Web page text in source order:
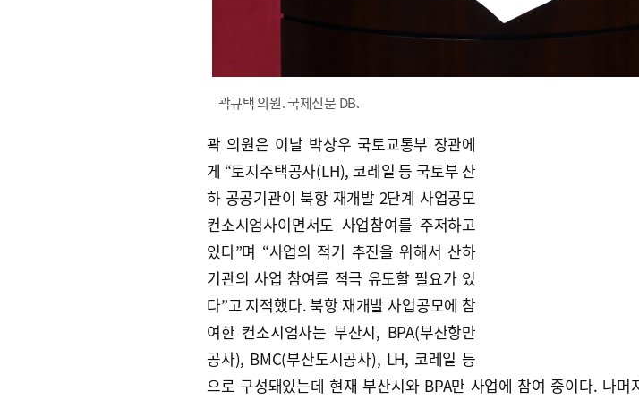
곽규택 의원. 국제신문 DB.
곽 의원은 이날 박상우 국토교통부 장관에
게 “토지주택공사(LH), 코레일 등 국토부 산
하 공공기관이 북항 재개발 2단계 사업공모
컨소시엄사이면서도 사업참여를 주저하고
있다”며 “사업의 적기 추진을 위해서 산하
기관의 사업 참여를 적극 유도할 필요가 있
다”고 지적했다. 북항 재개발 사업공모에 참
여한 컨소시엄사는 부산시, BPA(부산항만
공사), BMC(부산도시공사), LH, 코레일 등
으로 구성돼있는데 현재 부산시와 BPA만 사업에 참여 중이다. 나머